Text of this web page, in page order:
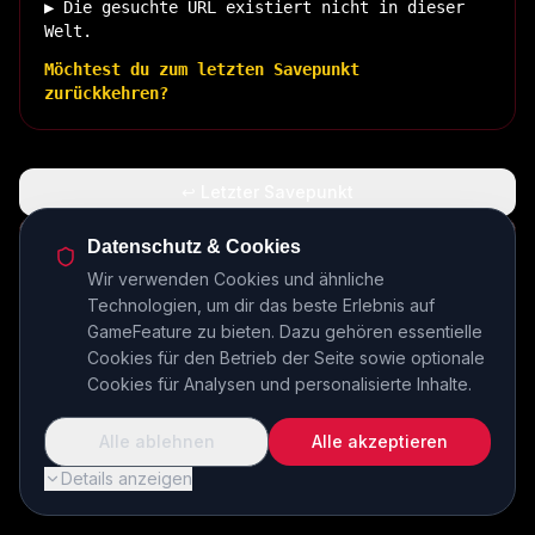
▶ Die gesuchte URL existiert nicht in dieser
Welt.
Möchtest du zum letzten Savepunkt
zurückkehren?
🏠 Zurück zur Basis
INSERT COIN TO CONTINUE...
Datenschutz & Cookies
Wir verwenden Cookies und ähnliche
Technologien, um dir das beste Erlebnis auf
GameFeature zu bieten. Dazu gehören essentielle
Cookies für den Betrieb der Seite sowie optionale
Cookies für Analysen und personalisierte Inhalte.
Details anzeigen
Alle ablehnen Alle akzeptieren